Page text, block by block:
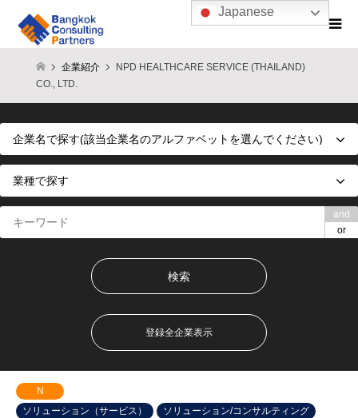
企業紹介
NPD HEALTHCARE SERVICE (THAILAND)
CO., LTD.
and
or
登録全企業表示
N
ソリューション（サービス）
ソリューション/コンサルティング
Japanese